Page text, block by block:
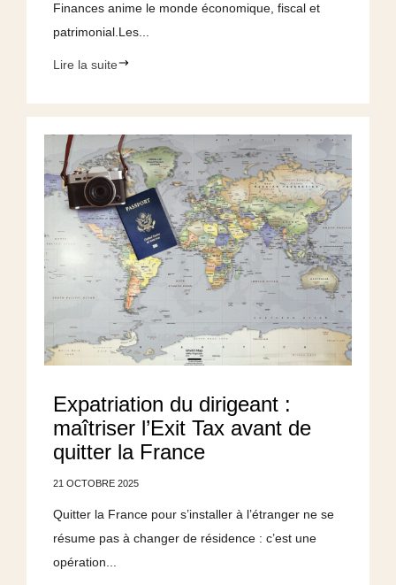
Finances anime le monde économique, fiscal et
patrimonial.Les...
Lire la suite
Expatriation du dirigeant :
maîtriser l’Exit Tax avant de
quitter la France
21 OCTOBRE 2025
Quitter la France pour s’installer à l’étranger ne se
résume pas à changer de résidence : c’est une
opération...